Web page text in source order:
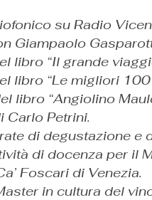
su Radio
Giampaolo
libro “Il grande
libro “Le migliori
libro “Angiolino
Carlo Petrini.
di degustazione e
di docenza per il
Foscari di Venezia.
in cultura del